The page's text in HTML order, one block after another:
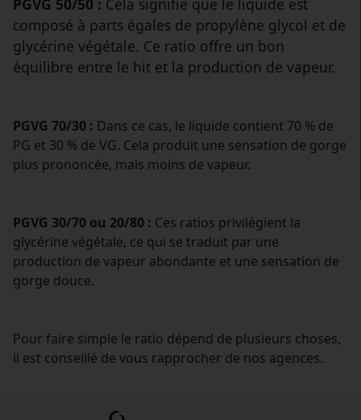
composé à parts égales de propylène glycol et de
glycérine végétale. Ce ratio offre un bon
équilibre entre le hit et la production de vapeur.
PGVG 70/30 : Dans ce cas, le liquide contient 70 % de
PG et 30 % de VG. Cela produit une sensation de gorge
plus prononcée, mais moins de vapeur.
PGVG 30/70 ou 20/80 : Ces ratios privilégient la
glycérine végétale, ce qui se traduit par une
production de vapeur abondante et une sensation de
gorge douce.
Pour faire simple le ratio dépend de plusieurs choses,
il est conseillé de vous rapprocher de nos agences.